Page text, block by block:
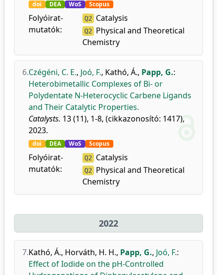
doi DEA WoS Scopus
Folyóirat-
mutatók:
Q2 Catalysis
Q2
Physical and Theoretical
Chemistry
6.Czégéni, C. E., Joó, F., Kathó, Á., Papp, G.:
Heterobimetallic Complexes of Bi- or
Polydentate N-Heterocyclic Carbene Ligands
and Their Catalytic Properties.
Catalysts. 13 (11), 1-8, (cikkazonosító: 1417),
2023.
doi DEA WoS Scopus
Folyóirat-
mutatók:
Q2 Catalysis
Q2
Physical and Theoretical
Chemistry
2022
7.Kathó, Á., Horváth, H. H., Papp, G., Joó, F.:
Effect of Iodide on the pH-Controlled